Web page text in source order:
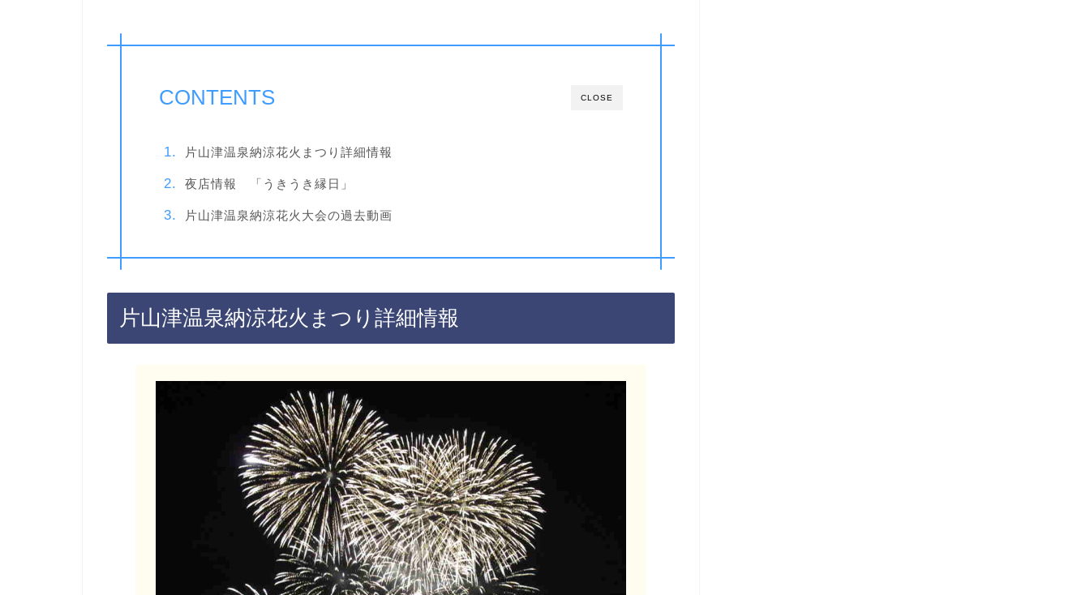
CLOSE
CONTENTS
片山津温泉納涼花火まつり詳細情報
夜店情報 「うきうき縁日」
片山津温泉納涼花火大会の過去動画
片山津温泉納涼花火まつり詳細情報